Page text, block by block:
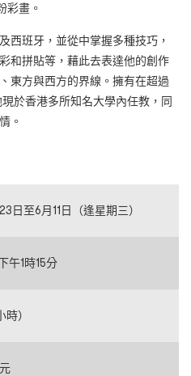
彩畫。
西班牙，並從中掌握多種技巧，
和拼貼等，藉此去表達他的創作
東方與西方的界線。擁有在超過
於香港多所知名大學內任教，同
。
日至6月11日（逢星期三）
午1時15分
時）